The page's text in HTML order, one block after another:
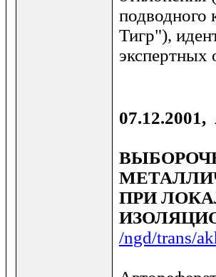
подводного
Тигр"),
экспертных
ПРИ
/ngd/trans/